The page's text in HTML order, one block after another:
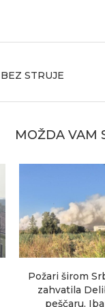
STRUJE
MOŽDA VAM
Požari širom
zahvatila
peščaru,